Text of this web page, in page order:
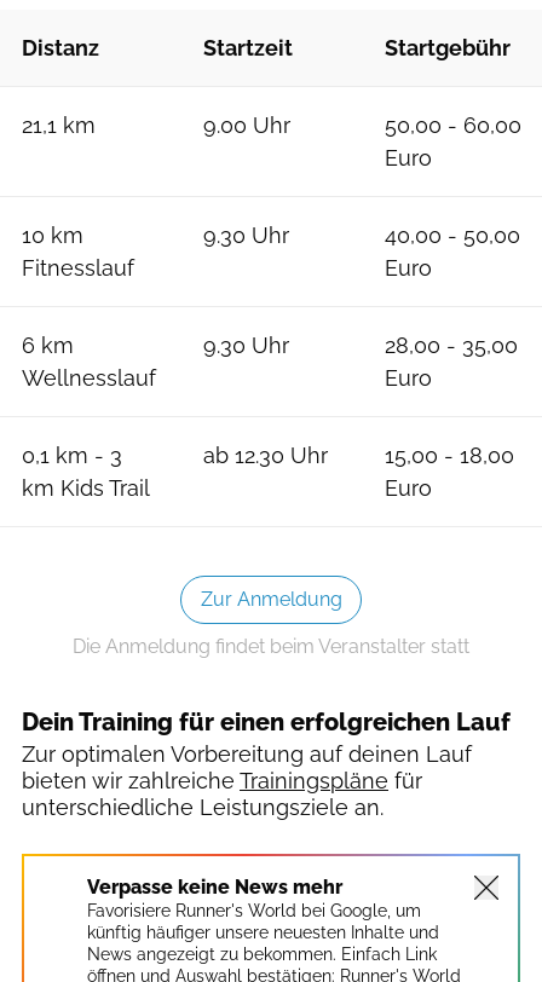
Distanz Startzeit Startgebühr
21,1 km 9.00 Uhr
50,00 - 60,00
Euro
10 km
Fitnesslauf
9.30 Uhr
40,00 - 50,00
Euro
6 km
Wellnesslauf
9.30 Uhr
28,00 - 35,00
Euro
0,1 km - 3
km Kids Trail
ab 12.30 Uhr
15,00 - 18,00
Euro
Zur Anmeldung
Die Anmeldung findet beim Veranstalter statt
Dein Training für einen erfolgreichen Lauf
Zur optimalen Vorbereitung auf deinen Lauf
bieten wir zahlreiche Trainingspläne für
unterschiedliche Leistungsziele an.
Verpasse keine News mehr
Favorisiere Runner's World bei Google, um
künftig häufiger unsere neuesten Inhalte und
News angezeigt zu bekommen. Einfach Link
öffnen und Auswahl bestätigen: Runner's World